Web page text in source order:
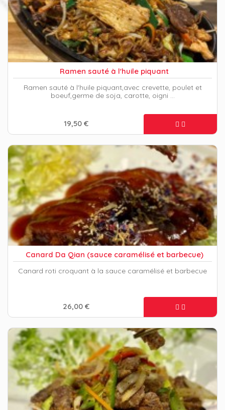
Ramen sauté à l'huile piquant
Ramen sauté à l'huile piquant,avec crevette, poulet et
boeuf,germe de soja, carotte, oigni …
19,50 €
Canard Da Qian (sauce caramélisé et barbecue)
Canard roti croquant à la sauce caramélisé et barbecue
26,00 €